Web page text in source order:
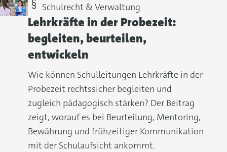
Schulrecht & Verwaltung
Lehrkräfte in der Probezeit:
begleiten, beurteilen,
entwickeln
Wie können Schulleitungen Lehrkräfte in der
Probezeit rechtssicher begleiten und
zugleich pädagogisch stärken? Der Beitrag
zeigt, worauf es bei Beurteilung, Mentoring,
Bewährung und frühzeitiger Kommunikation
mit der Schulaufsicht ankommt.